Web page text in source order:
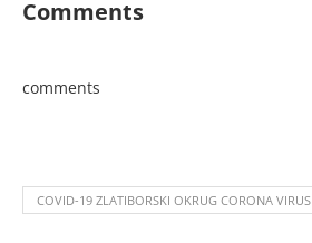
Comments
comments
COVID-19 ZLATIBORSKI OKRUG CORONA VIRUS